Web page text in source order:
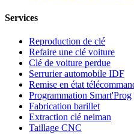
Services
Reproduction de clé
Refaire une clé voiture
Clé de voiture perdue
Serrurier automobile IDF
Remise en état
Programmation Smart'Prog
Fabrication barillet
Extraction clé neiman
Taillage CNC